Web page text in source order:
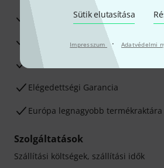
Sütik elutasítása
Impresszum · Adatvédelmi
30 napos pénzvisszafizetési
Javítás/Szervizelés
Hozzáértők szaktanácsadása
Elégedettségi Garancia
Európa legnagyobb termékraktára
Szolgáltatások
Szállítási költségek, szállítási idők